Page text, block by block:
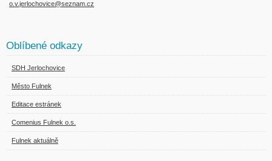
o.v.jerlochovice@seznam.cz
Oblíbené odkazy
SDH Jerlochovice
Město Fulnek
Editace estránek
Comenius Fulnek o.s.
Fulnek aktuálně